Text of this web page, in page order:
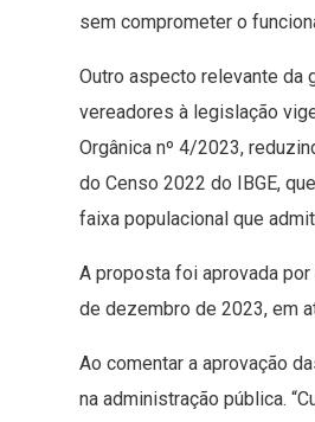
sem comprometer o
Outro aspecto relevante da
vereadores à legislação
Orgânica nº 4/2023,
do Censo 2022 do IBGE,
faixa populacional que
A proposta foi aprovada
de dezembro de 2023, em
Ao comentar a aprovação
na administração pública.